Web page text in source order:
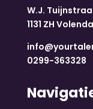
W.J.
1131 ZH
0299-363328